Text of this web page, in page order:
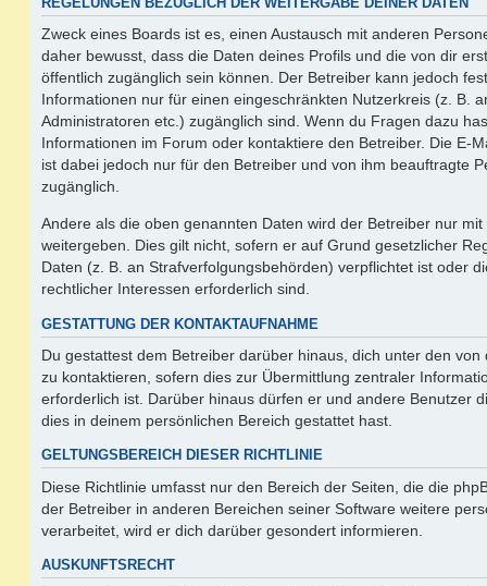
Zweck eines Boards ist es, einen Austausch mit anderen
daher bewusst, dass die Daten deines Profils und die von dir
öffentlich zugänglich sein können. Der Betreiber kann jedoch
Informationen nur für einen eingeschränkten Nutzerkreis (z. B.
Administratoren etc.) zugänglich sind. Wenn du Fragen dazu
Informationen im Forum oder kontaktiere den Betreiber. Die E-
ist dabei jedoch nur für den Betreiber und von ihm beauftragte
zugänglich.
Andere als die oben genannten Daten wird der Betreiber nur
weitergeben. Dies gilt nicht, sofern er auf Grund gesetzlicher
Daten (z. B. an Strafverfolgungsbehörden) verpflichtet ist oder
rechtlicher Interessen erforderlich sind.
GESTATTUNG DER KONTAKTAUFNAHME
Du gestattest dem Betreiber darüber hinaus, dich unter den
zu kontaktieren, sofern dies zur Übermittlung zentraler
erforderlich ist. Darüber hinaus dürfen er und andere Benutzer
dies in deinem persönlichen Bereich gestattet hast.
GELTUNGSBEREICH DIESER RICHTLINIE
Diese Richtlinie umfasst nur den Bereich der Seiten, die die
der Betreiber in anderen Bereichen seiner Software weitere
verarbeitet, wird er dich darüber gesondert informieren.
AUSKUNFTSRECHT